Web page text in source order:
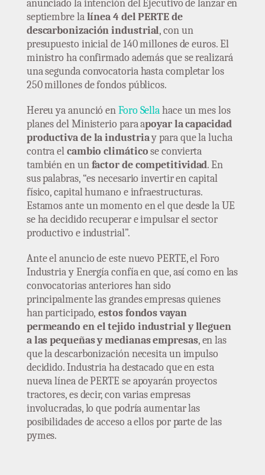
anunciado la intención del Ejecutivo de lanzar en
septiembre lalínea 4 del PERTE de
descarbonización industrial, con un
presupuesto inicial de 140 millones de euros. El
ministro ha confirmado además que se realizará
una segunda convocatoria hasta completar los
250 millones de fondos públicos.
Hereu ya anunció enForo Sellahace un mes los
planes del Ministerio para apoyar la capacidad
productiva de la industriay para que la lucha
contra elcambio climáticose convierta
también en unfactor de competitividad. En
sus palabras, “es necesario invertir en capital
físico, capital humano e infraestructuras.
Estamos ante un momento en el que desde la UE
se ha decidido recuperar e impulsar el sector
productivo e industrial”.
Ante el anuncio de este nuevo PERTE, el Foro
Industria y Energía confía en que, así como en las
convocatorias anteriores han sido
principalmente las grandes empresas quienes
han participado, estos fondos vayan
permeando en el tejido industrial y lleguen
a las pequeñas y medianas empresas, en las
que la descarbonización necesita un impulso
decidido. Industria ha destacado que en esta
nueva línea de PERTE se apoyarán proyectos
tractores, es decir, con varias empresas
involucradas, lo que podría aumentar las
posibilidades de acceso a ellos por parte de las
pymes.